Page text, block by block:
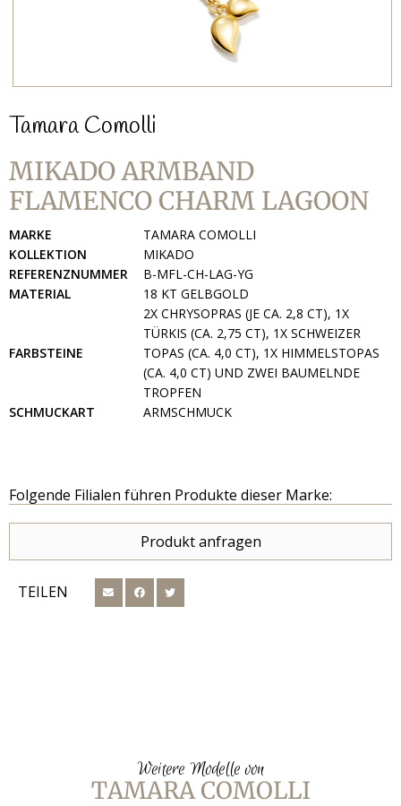
Tamara Comolli
MIKADO ARMBAND
FLAMENCO CHARM LAGOON
MARKE
TAMARA COMOLLI
KOLLEKTION
MIKADO
REFERENZNUMMER
B-MFL-CH-LAG-YG
MATERIAL
18 KT GELBGOLD
FARBSTEINE
2X CHRYSOPRAS (JE CA. 2,8 CT), 1X
TÜRKIS (CA. 2,75 CT), 1X SCHWEIZER
TOPAS (CA. 4,0 CT), 1X HIMMELSTOPAS
(CA. 4,0 CT) UND ZWEI BAUMELNDE
TROPFEN
SCHMUCKART
ARMSCHMUCK
Folgende Filialen führen Produkte dieser Marke:
Produkt anfragen
TEILEN
Weitere Modelle von
TAMARA COMOLLI